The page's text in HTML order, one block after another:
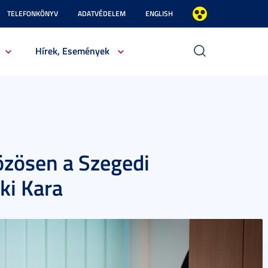
TELEFONKÖNYV ADATVÉDELEM ENGLISH
Hírek, Események
a Szegedi
Kara